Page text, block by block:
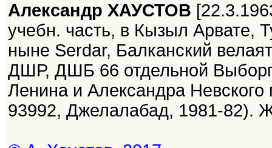
Александр ХАУСТОВ
учебн. часть, в Кызыл
ныне Serdar, Балканский
ДШР, ДШБ 66 отдельной
Ленина и Александра Невского
93992, Джелалабад, 1981-82).